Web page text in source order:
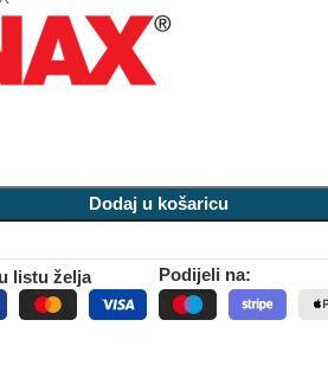
Dodaj u košaricu
listu želja
Podijeli na: